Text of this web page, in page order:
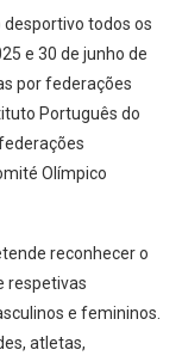
todos os
e 30 de junho de
por federações
Português do
Olímpico
reconhecer o
respetivas
e femininos.
atletas,